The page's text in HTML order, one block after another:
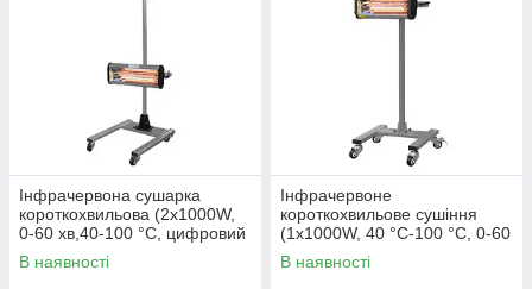
Інфрачервона сушарка
короткохвильова (2х1000W,
0-60 хв,40-100 °C, цифровий
дисплей) G.I. KRAFT GI15008
В наявності
Інфрачервоне
короткохвильове сушіння
(1х1000W, 40 °C-100 °C, 0-60
хв) G.I. KRAFT GI15005
В наявності